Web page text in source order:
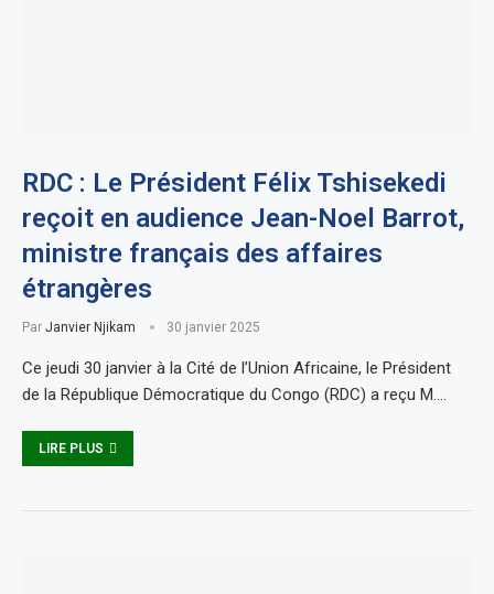
RDC : Le Président Félix Tshisekedi
reçoit en audience Jean-Noel Barrot,
ministre français des affaires
étrangères
Par Janvier Njikam 30 janvier 2025
Ce jeudi 30 janvier à la Cité de l’Union Africaine, le Président
de la République Démocratique du Congo (RDC) a reçu M.…
LIRE PLUS